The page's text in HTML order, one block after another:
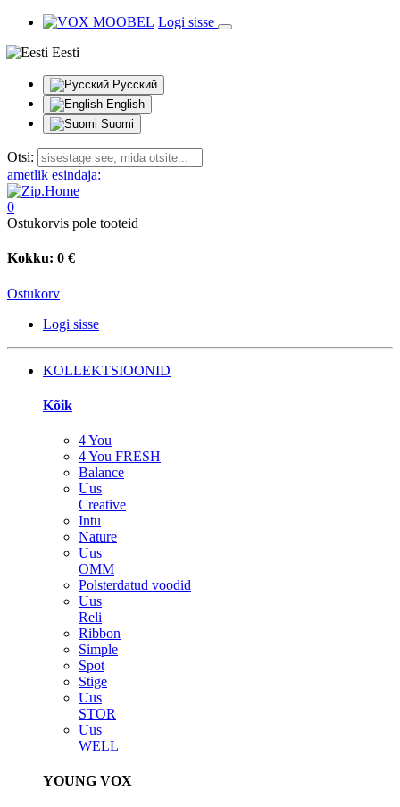
Logi sisse
Eesti
Русский
English
Suomi
Otsi:
ametlik esindaja:
0
Ostukorvis pole tooteid
Kokku: 0 €
Ostukorv
Logi sisse
KOLLEKTSIOONID
Kõik
4 You
4 You FRESH
Balance
Uus
Creative
Intu
Nature
Uus
OMM
Polsterdatud voodid
Uus
Reli
Ribbon
Simple
Spot
Stige
Uus
STOR
Uus
WELL
YOUNG VOX